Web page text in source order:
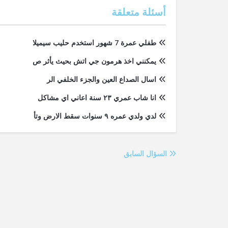
أسئلة متعلقة
طفلي عمرة 7 شهور استخدم حليب سيميلا
يمكنني اخذ هرمون جي اتش بحيث يأثر ص
اسال الصداع العين والجزء الخلفي الر
انا شاب عمري ٢٣ سنة اعاني اي مشاكل
لدي ولدي عمره ٩ سنوات سقط الارض وتأ
السؤال السابق